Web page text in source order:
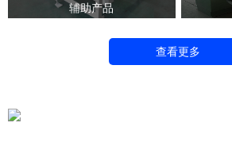
辅助产品
查看更多